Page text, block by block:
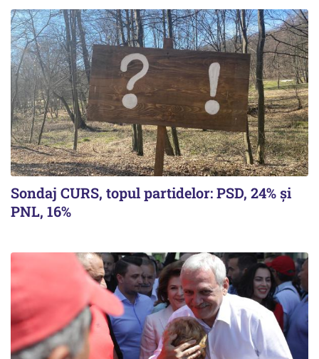
Sondaj CURS, topul partidelor: PSD, 24% şi
PNL, 16%